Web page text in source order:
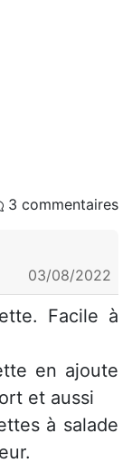
3 commentaires
03/08/2022
Facile à
en ajoute
et aussi
à salade